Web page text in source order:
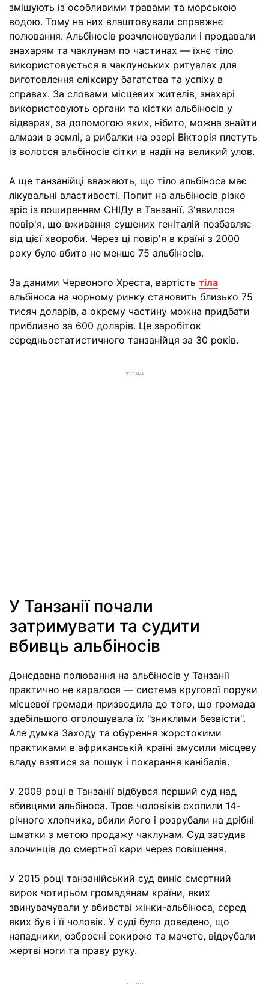
змішують із особливими травами та морською
водою. Тому на них влаштовували справжнє
полювання. Альбіносів розчленовували і продавали
знахарям та чаклунам по частинах — їхнє тіло
використовується в чаклунських ритуалах для
виготовлення еліксиру багатства та успіху в
справах. За словами місцевих жителів, знахарі
використовують органи та кістки альбіносів у
відварах, за допомогою яких, нібито, можна знайти
алмази в землі, а рибалки на озері Вікторія плетуть
із волосся альбіносів сітки в надії на великий улов.
А ще танзанійці вважають, що тіло альбіноса має
лікувальні властивості. Попит на альбіносів різко
зріс із поширенням СНІДу в Танзанії. З'явилося
повір'я, що вживання сушених геніталій позбавляє
від цієї хвороби. Через ці повір'я в країні з 2000
року було вбито не менше 75 альбіносів.
За даними Червоного Хреста, вартість тіла
альбіноса на чорному ринку становить близько 75
тисяч доларів, а окрему частину можна придбати
приблизно за 600 доларів. Це заробіток
середньостатистичного танзанійця за 30 років.
РЕКЛАМА
У Танзанії почали
затримувати та судити
вбивць альбіносів
Донедавна полювання на альбіносів у Танзанії
практично не каралося — система кругової поруки
місцевої громади призводила до того, що громада
здебільшого оголошувала їх "зниклими безвісти".
Але думка Заходу та обурення жорстокими
практиками в африканській країні змусили місцеву
владу взятися за пошук і покарання канібалів.
У 2009 році в Танзанії відбувся перший суд над
вбивцями альбіноса. Троє чоловіків схопили 14-
річного хлопчика, вбили його і розрубали на дрібні
шматки з метою продажу чаклунам. Суд засудив
злочинців до смертної кари через повішення.
У 2015 році танзанійський суд виніс смертний
вирок чотирьом громадянам країни, яких
звинувачували у вбивстві жінки-альбіноса, серед
яких був і її чоловік. У суді було доведено, що
нападники, озброєні сокирою та мачете, відрубали
жертві ноги та праву руку.